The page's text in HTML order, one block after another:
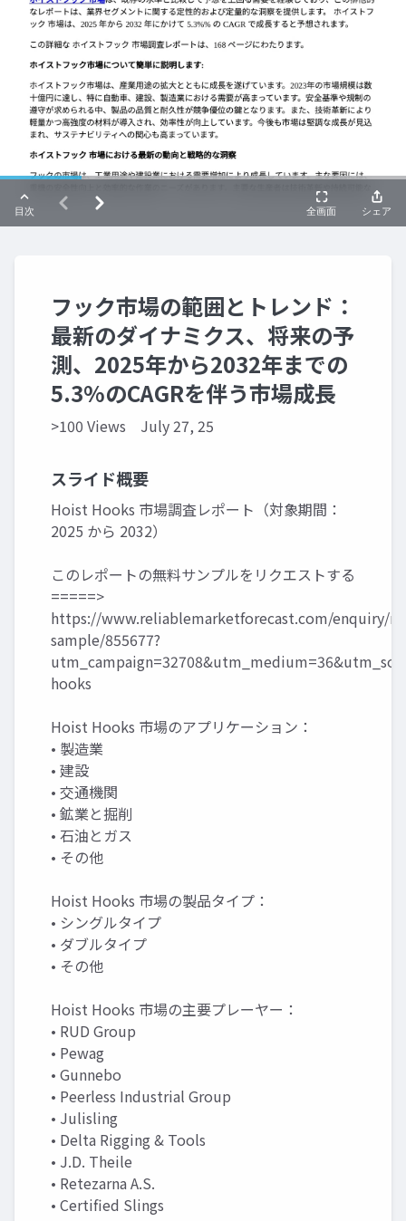
フック市場の範囲とトレンド：
最新のダイナミクス、将来の予
測、2025年から2032年までの
5.3%のCAGRを伴う市場成長
>100 Views July 27, 25
スライド概要
Hoist Hooks 市場調査レポート（対象期間：
2025 から 2032）
このレポートの無料サンプルをリクエストする
=====>
https://www.reliablemarketforecast.com/enquiry/
sample/855677?
hooks
Hoist Hooks 市場のアプリケーション：
• 製造業
• 建設
• 交通機関
• 鉱業と掘削
• 石油とガス
• その他
Hoist Hooks 市場の製品タイプ：
• シングルタイプ
• ダブルタイプ
• その他
Hoist Hooks 市場の主要プレーヤー：
• RUD Group
• Pewag
• Gunnebo
• Peerless Industrial Group
• Julisling
• Delta Rigging & Tools
• J.D. Theile
• Retezarna A.S.
• Certified Slings